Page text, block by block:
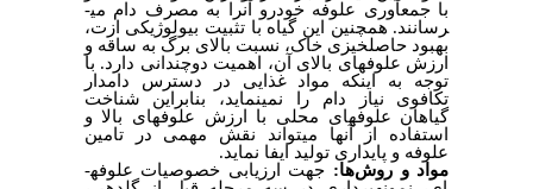
با جمع­آوری علوفه خودرو آنرا به مصرف دام می­
رسانند. همچنین این گیاه با تثبیت بیولوژیکی ازت،
بهبود حاصلخیزی خاک، نسبت بالای برگ به ساقه و
ارزش علوفه­ای بالای آن، اهمیت دوچندانی دارد. با
توجه به اینکه مواد غذایی در دسترس دامدار
تکافوی نیاز دام را نمی­نماید، بنابراین شناخت
گیاهان علوفه­ای محلی با ارزش علوفه­ای بالا و
استفاده از آنها می­تواند نقش مهمی در تامین
علوفه و پایداری تولید ایفا نماید.
مواد و روش‌ها:جهت ارزیابی خصوصیات علوفه­